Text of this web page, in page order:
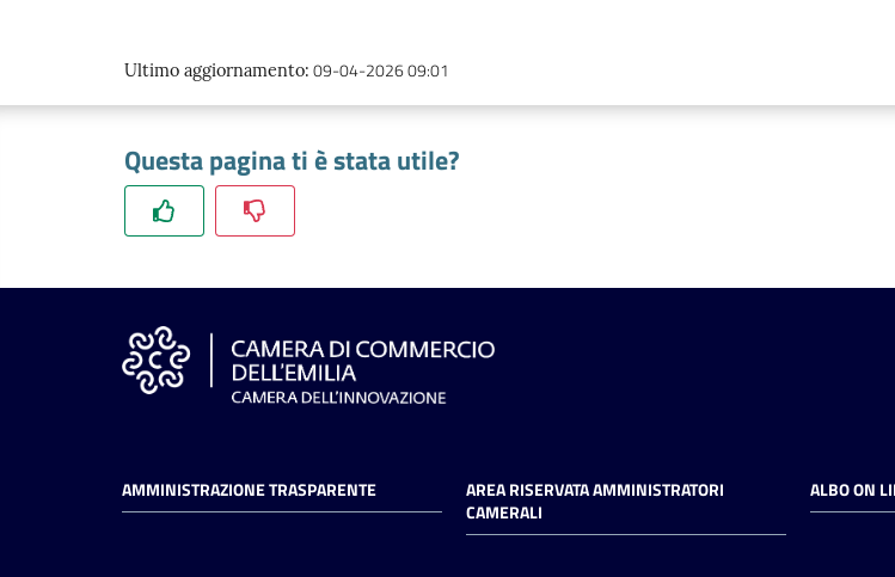
Ultimo aggiornamento: 09-04-2026 09:01
Questa pagina ti è stata utile?
AMMINISTRAZIONE TRASPARENTE
AREA RISERVATA AMMINISTRATORI
CAMERALI
ALBO ON